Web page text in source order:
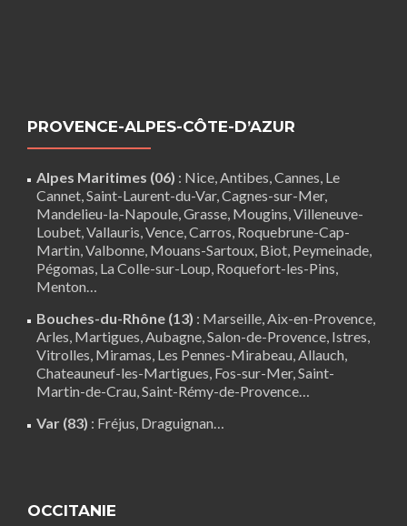
PROVENCE-ALPES-CÔTE-D’AZUR
Alpes Maritimes (06) : Nice,Antibes,Cannes, Le
Cannet,Saint-Laurent-du-Var,Cagnes-sur-Mer,
Mandelieu-la-Napoule,Grasse, Mougins,Villeneuve-
Loubet,Vallauris,Vence,Carros, Roquebrune-Cap-
Martin,Valbonne, Mouans-Sartoux, Biot, Peymeinade,
Pégomas, La Colle-sur-Loup, Roquefort-les-Pins,
Menton…
Bouches-du-Rhône (13) : Marseille,Aix-en-Provence,
Arles, Martigues,Aubagne,Salon-de-Provence, Istres,
Vitrolles, Miramas, Les Pennes-Mirabeau,Allauch,
Chateauneuf-les-Martigues, Fos-sur-Mer,Saint-
Martin-de-Crau,Saint-Rémy-de-Provence…
Var (83) : Fréjus, Draguignan…
OCCITANIE